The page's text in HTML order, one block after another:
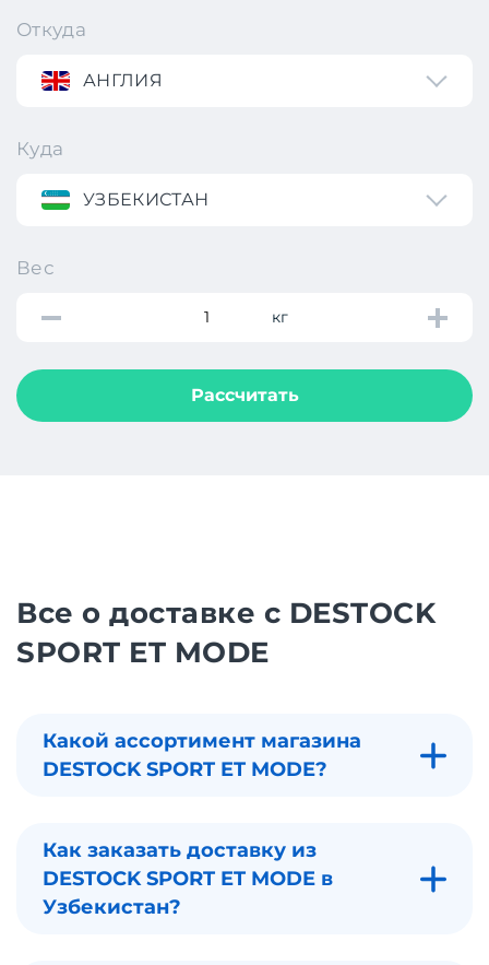
Откуда
АНГЛИЯ
Куда
УЗБЕКИСТАН
Вес
кг
Рассчитать
Все о доставке с DESTOCK
SPORT ET MODE
Какой ассортимент магазина
DESTOCK SPORT ET MODE?
Как заказать доставку из
DESTOCK SPORT ET MODE в
Узбекистан?